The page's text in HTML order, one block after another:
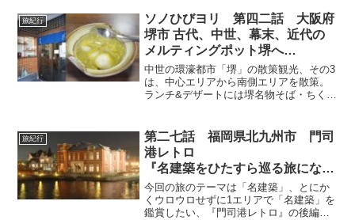
歩』でてくてく歩く徳島市内満喫旅。
旅紀行
ソノひびヨリ 第四二話 大阪府
堺市 古代、中世、幕末、近代の
メルティングポット堺へ
その3 環濠都市の中心エリアから
南側エリア
中世の環濠都市「堺」の散策観光、その3
は、中心エリアから南側エリアを散策。
ランチ&デザートには堺名物そば・ちく
濠南側エリアに堺の豪商と戦国武将・徳
川家康の謎の墓がある古刹へ。
旅紀行
第二七話 福岡県北九州市 門司
港レトロ
『名建築をひたすら巡る旅になっ
た、門司港レトロ』 後編
今回の旅のテーマは「名建築」、とにか
くウロウロせずに1エリアで「名建築」を
鑑賞したい、『門司港レトロ』の後編。